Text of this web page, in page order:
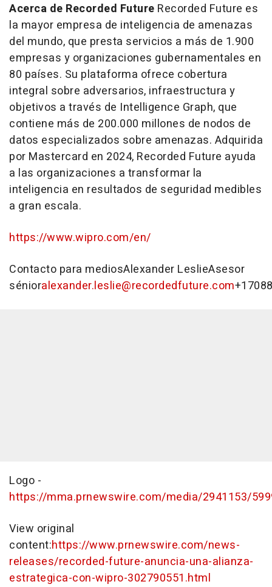
Acerca de Recorded Future Recorded Future es
la mayor empresa de inteligencia de amenazas
del mundo, que presta servicios a más de 1.900
empresas y organizaciones gubernamentales en
80 países. Su plataforma ofrece cobertura
integral sobre adversarios, infraestructura y
objetivos a través de Intelligence Graph, que
contiene más de 200.000 millones de nodos de
datos especializados sobre amenazas. Adquirida
por Mastercard en 2024, Recorded Future ayuda
a las organizaciones a transformar la
inteligencia en resultados de seguridad medibles
a gran escala.
https://www.wipro.com/en/
Contacto para mediosAlexander LeslieAsesor
sénioralexander.leslie@recordedfuture.com
Logo -
https://mma.prnewswire.com/media/2941153/
View original
content:https://www.prnewswire.com/news-
releases/recorded-future-anuncia-una-alianza-
estrategica-con-wipro-302790551.html